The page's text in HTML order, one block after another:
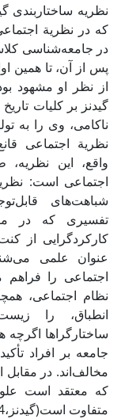
نظریه ساختاربندی
که در نظریة
در جامعه‌شناسی
پس از آن، تا همین
از نظر او مشهود
گیدنز بر کلیات
ناکامی، وی را به
واقع، این
اجتماعی است:
شباهت‌های
تفسیری که در
کارکردگرایی از
عنوان علمی
اجتماعی را
نظام اجتماعی،
انطباق، را
ساختارگراها اگرچه
جامعه بر افراد
مخالف‌اند. در مقابل
که معتقد است
متفاوت است(گیدنز،1:1984).